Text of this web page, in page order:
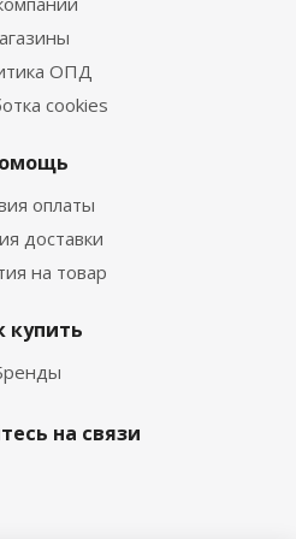
ОПД
cookies
оплаты
доставки
на товар
купить
на связи